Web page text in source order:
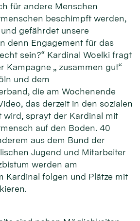
für andere Menschen
beschimpft werden,
gefährdet unsere
denn Engagement für das
sein?“ Kardinal Woelki fragt
Kampagne „ zusammen gut“
und dem
die am Wochenende
das derzeit in den sozialen
wird, sprayt der Kardinal mit
auf den Boden. 40
aus dem Bund der
Jugend und Mitarbeiter
werden am
Kardinal folgen und Plätze mit